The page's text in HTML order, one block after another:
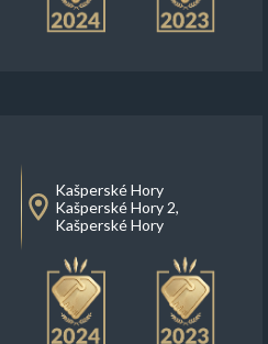
Kašperské Hory
Kašperské Hory 2,
Kašperské Hory